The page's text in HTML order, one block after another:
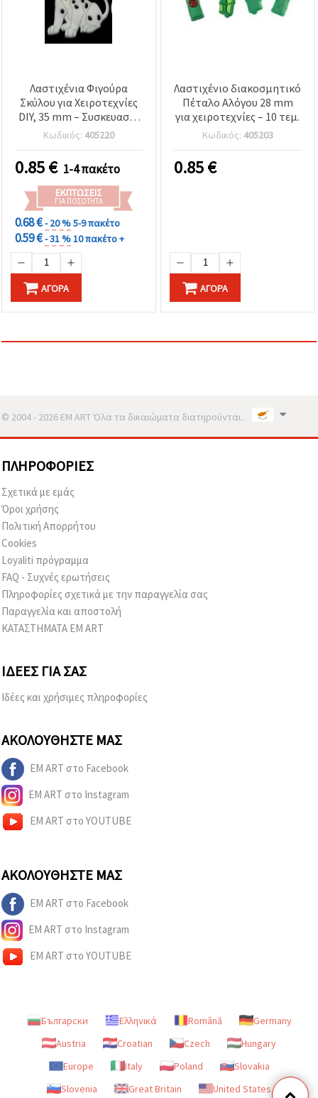
Λαστιχένια Φιγούρα
Σκύλου για Χειροτεχνίες
DIY, 35 mm – Συσκευασία
10 τεμ.
Κωδικός: 405220
0.85€ 1-4 πακέτο
ΕΚΠΤΏΣΕΙΣ
ΓΙΑ ΠΟΣΌΤΗΤΑ
0.68 €- 20 %5-9 πακέτο
0.59 €- 31 %10 πακέτο +
ΑΓΟΡΆ
Λαστιχένιο διακοσμητικό
Πέταλο Αλόγου 28 mm
για χειροτεχνίες – 10 τεμ.
Κωδικός: 405203
0.85€
ΑΓΟΡΆ
© 2004 - 2026 EM ART Όλα τα δικαιώματα διατηρούνται..
ΠΛΗΡΟΦΟΡΊΕΣ
Σχετικά με εμάς
Όροι χρήσης
Πολιτική Απορρήτου
Cookies
Loyaliti πρόγραμμα
FAQ - Συχνές ερωτήσεις
Πληροφορίες σχετικά με την παραγγελία σας
Παραγγελία και αποστολή
ΚΑΤΑΣΤΗΜΑΤΑ EM ART
ΙΔΈΕΣ ΓΙΑ ΣΑΣ
Ιδέες και χρήσιμες πληροφορίες
ΑΚΟΛΟΥΘΉΣΤΕ ΜΑΣ
EM ART στο Facebook
EM ART στο Instagram
EM ART στο YOUTUBE
ΑΚΟΛΟΥΘΉΣΤΕ ΜΑΣ
EM ART στο Facebook
EM ART στο Instagram
EM ART στο YOUTUBE
Български Ελληνικά Română
Germany
Austria
Croatian Czech
Hungary
Europe
Italy Poland
Slovakia
Slovenia
Great Britain United States